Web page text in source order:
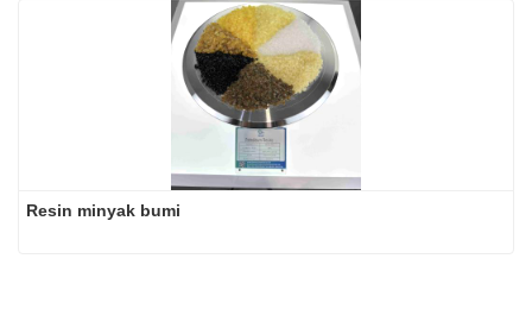
Resin minyak bumi